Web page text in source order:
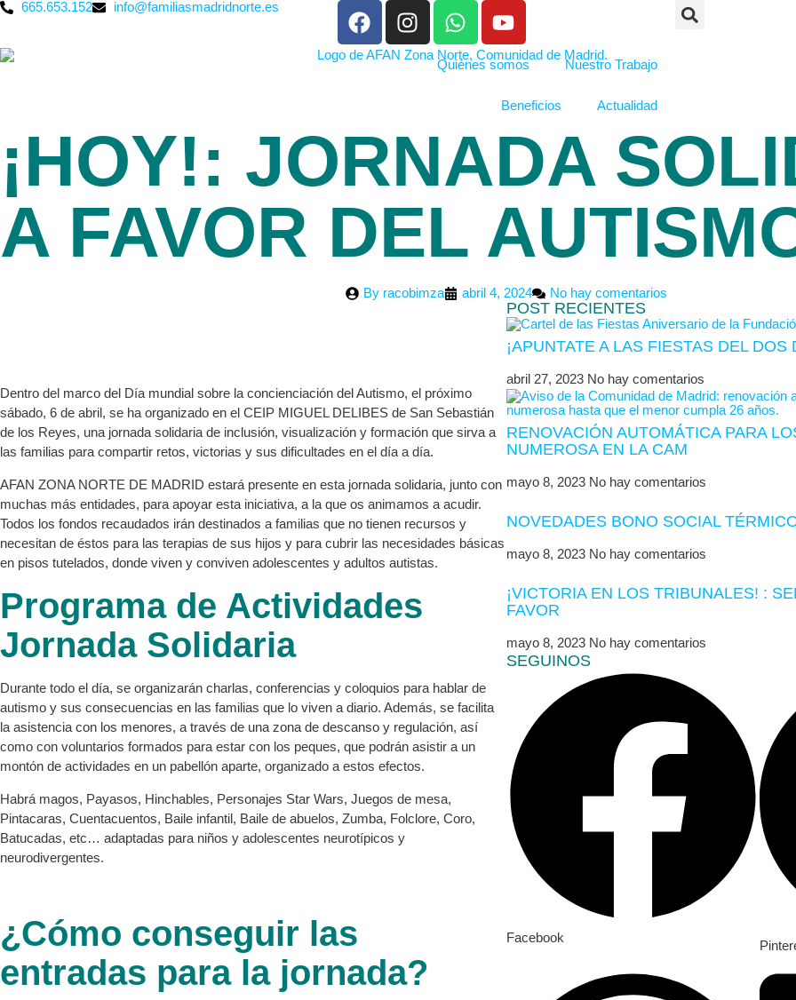
665.653.152 info@familiasmadridnorte.es
Quiénes somos Nuestro Trabajo
Beneficios Actualidad
¡HOY!: JORNADA
A FAVOR DEL
By racobimza abril 4, 2024 No hay comentarios
Dentro del marco del Día mundial sobre la concienciación del Autismo, el próximo
sábado, 6 de abril, se ha organizado en el CEIP MIGUEL DELIBES de San Sebastián
de los Reyes, una jornada solidaria de inclusión, visualización y formación que sirva a
las familias para compartir retos, victorias y sus dificultades en el día a día.
AFAN ZONA NORTE DE MADRID estará presente en esta jornada solidaria, junto con
muchas más entidades, para apoyar esta iniciativa, a la que os animamos a acudir.
Todos los fondos recaudados irán destinados a familias que no tienen recursos y
necesitan de éstos para las terapias de sus hijos y para cubrir las necesidades básicas
en pisos tutelados, donde viven y conviven adolescentes y adultos autistas.
Programa de Actividades
Jornada Solidaria
Durante todo el día, se organizarán charlas, conferencias y coloquios para hablar de
autismo y sus consecuencias en las familias que lo viven a diario. Además, se facilita
la asistencia con los menores, a través de una zona de descanso y regulación, así
como con voluntarios formados para estar con los peques, que podrán asistir a un
montón de actividades en un pabellón aparte, organizado a estos efectos.
Habrá magos, Payasos, Hinchables, Personajes Star Wars, Juegos de mesa,
Pintacaras, Cuentacuentos, Baile infantil, Baile de abuelos, Zumba, Folclore, Coro,
Batucadas, etc… adaptadas para niños y adolescentes neurotípicos y
neurodivergentes.
¿Cómo conseguir las
entradas para la jornada?
POST RECIENTES
¡APUNTATE A LAS FIESTAS DEL
abril 27, 2023 No hay comentarios
RENOVACIÓN AUTOMÁTICA PARA
NUMEROSA EN LA CAM
mayo 8, 2023 No hay comentarios
NOVEDADES BONO SOCIAL
mayo 8, 2023 No hay comentarios
¡VICTORIA EN LOS TRIBUNALES! :
FAVOR
mayo 8, 2023 No hay comentarios
SEGUINOS
Facebook